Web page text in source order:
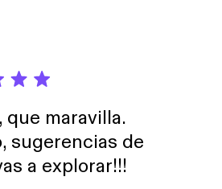
truest
que maravilla.
sugerencias de
a explorar!!!